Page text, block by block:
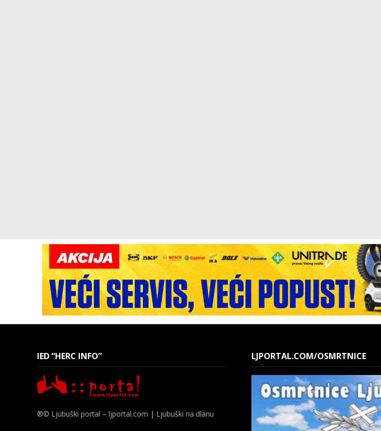
IED “HERC INFO”
®© Ljubuški portal – ljportal.com | Ljubuški na dlanu
LJPORTAL.COM/OSMRTNICE